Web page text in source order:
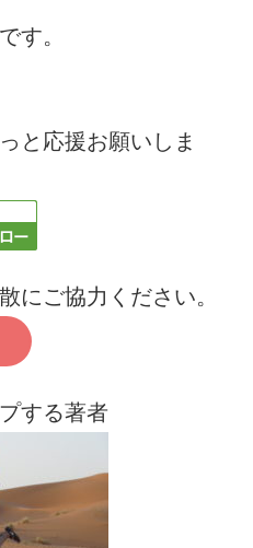
す。
と応援お願いしま
にご協力ください。
する著者